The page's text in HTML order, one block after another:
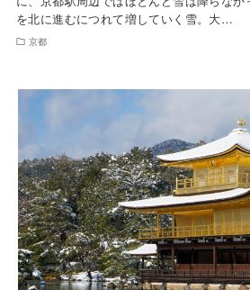
を北に進むにつれて増していく雪。大…
京都